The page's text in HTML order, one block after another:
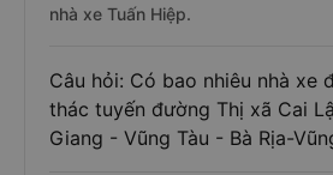
nhà xe Tuấn Hiệp.
Câu hỏi: Có bao nhiêu nhà xe
thác tuyến đường Thị xã Cai
Giang - Vũng Tàu - Bà Rịa-